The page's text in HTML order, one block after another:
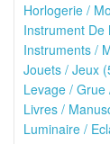
Horlogerie /
Instrument De
Instruments /
Jouets / Jeux
Levage / Grue
Livres /
Luminaire /